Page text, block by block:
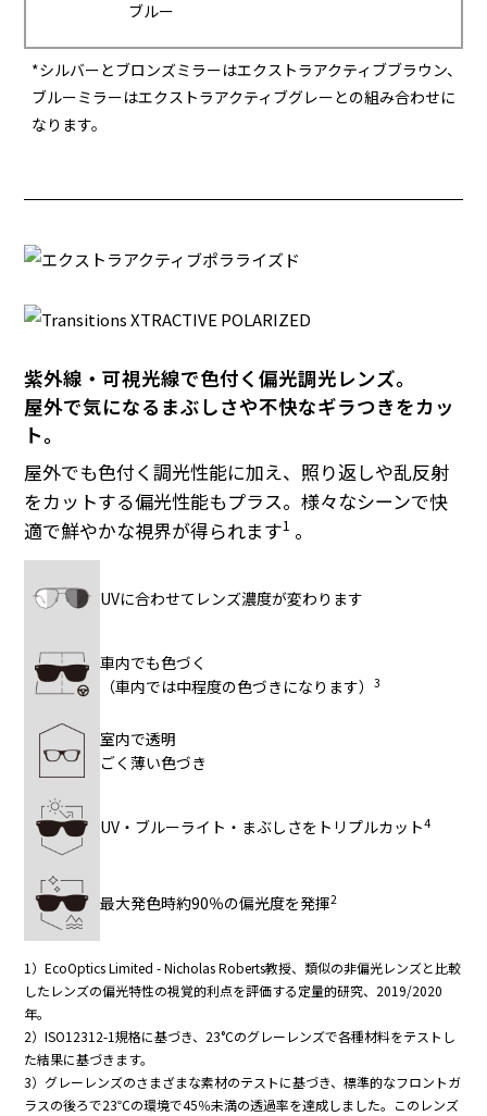
ブルー
*シルバーとブロンズミラーはエクストラアクティブブラウン、
ブルーミラーはエクストラアクティブグレーとの組み合わせに
なります。
紫外線・可視光線で色付く偏光調光レンズ。
屋外で気になるまぶしさや不快なギラつきをカッ
ト。
屋外でも色付く調光性能に加え、照り返しや乱反射
をカットする偏光性能もプラス。様々なシーンで快
適で鮮やかな視界が得られます1 。
UVに合わせてレンズ濃度が変わります
車内でも色づく
（車内では中程度の色づきになります）3
室内で透明
ごく薄い色づき
UV・ブルーライト・まぶしさをトリプルカット4
最大発色時約90％の偏光度を発揮2
1）EcoOptics Limited - Nicholas Roberts教授、類似の非偏光レンズと比較
したレンズの偏光特性の視覚的利点を評価する定量的研究、2019/2020
年。
2）ISO12312-1規格に基づき、23°Cのグレーレンズで各種材料をテストし
た結果に基づきます。
3）グレーレンズのさまざまな素材のテストに基づき、標準的なフロントガ
ラスの後ろで23℃の環境で45％未満の透過率を達成しました。このレンズ